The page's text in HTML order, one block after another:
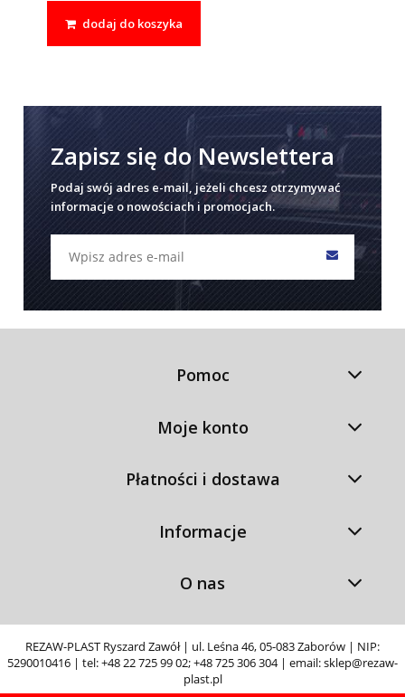
dodaj do koszyka
Zapisz się do Newslettera
Podaj swój adres e-mail, jeżeli chcesz otrzymywać
informacje o nowościach i promocjach.
Pomoc
Moje konto
Płatności i dostawa
Informacje
O nas
REZAW-PLAST Ryszard Zawół | ul. Leśna 46, 05-083 Zaborów | NIP:
5290010416 | tel:+48 22 725 99 02;+48 725 306 304| email:sklep@rezaw-
plast.pl